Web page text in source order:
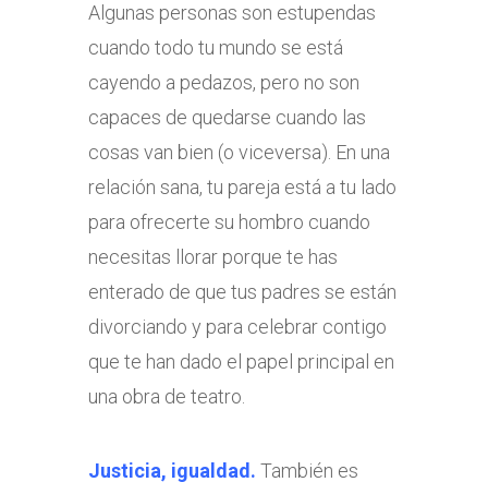
Algunas personas son estupendas
cuando todo tu mundo se está
cayendo a pedazos, pero no son
capaces de quedarse cuando las
cosas van bien (o viceversa). En una
relación sana, tu pareja está a tu lado
para ofrecerte su hombro cuando
necesitas llorar porque te has
enterado de que tus padres se están
divorciando y para celebrar contigo
que te han dado el papel principal en
una obra de teatro.
Justicia, igualdad. También es